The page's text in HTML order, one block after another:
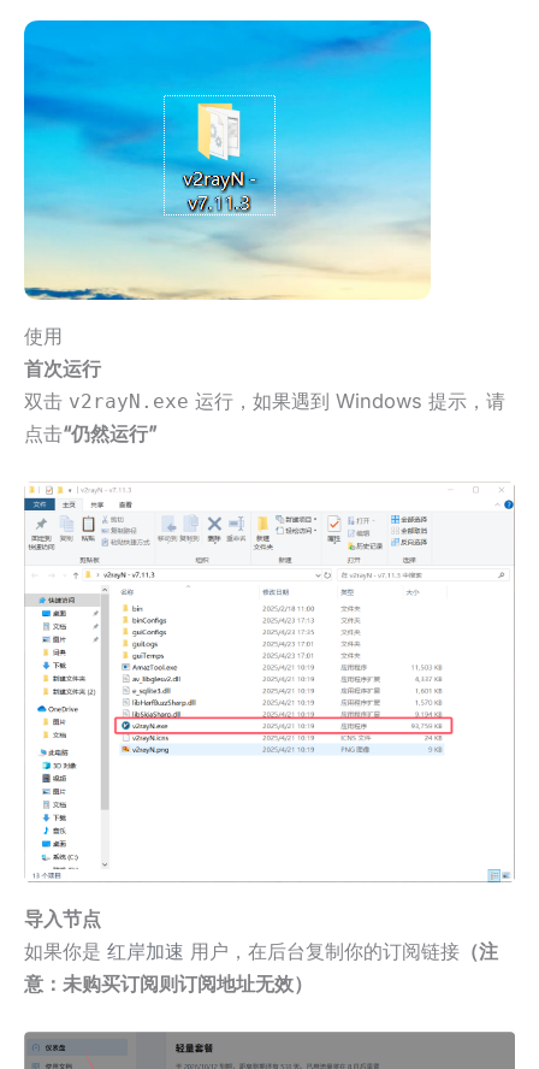
使用
首次运行
双击 v2rayN.exe 运行，如果遇到 Windows 提示，请
点击“仍然运行”
导入节点
如果你是 红岸加速 用户，在后台复制你的订阅链接 （注
意：未购买订阅则订阅地址无效）